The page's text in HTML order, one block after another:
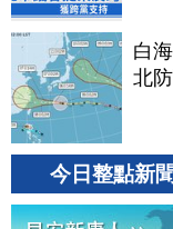
白
北
今日整點新聞